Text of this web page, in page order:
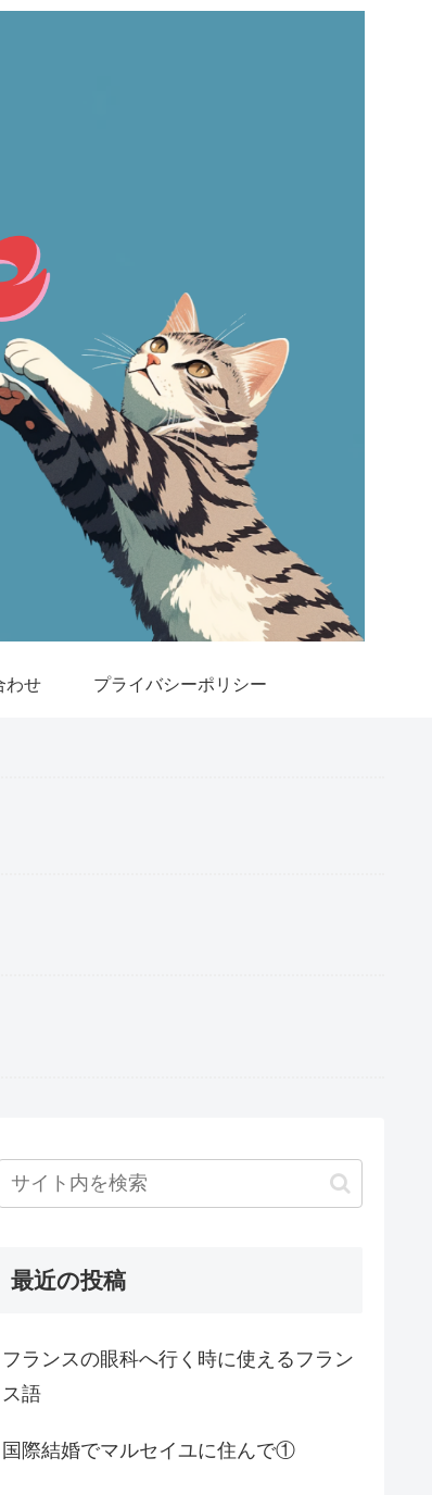
わせ プライバシーポリシー
最近の投稿
フランスの眼科へ行く時に使えるフラン
ス語
国際結婚でマルセイユに住んで①